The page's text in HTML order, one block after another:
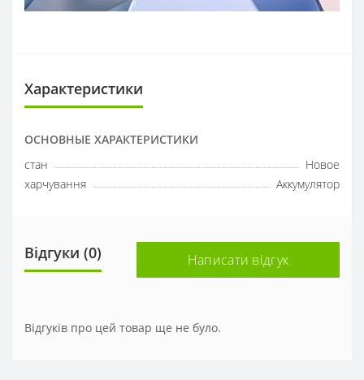
Характеристики
ОСНОВНЫЕ ХАРАКТЕРИСТИКИ
стан
Новое
харчування
Аккумулятор
Відгуки (0) Написати відгук
Відгуків про цей товар ще не було.